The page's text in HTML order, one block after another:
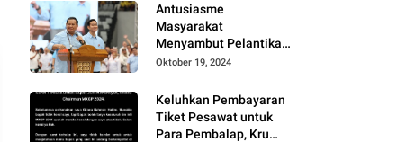
Antusiasme
Masyarakat
Menyambut Pelantikan
Prabowo-Gibran dan
Menyukseskan
Program Pemerintahan
Baru
Oktober 19, 2024
Keluhkan Pembayaran
Tiket Pesawat untuk
Para Pembalap, Kru